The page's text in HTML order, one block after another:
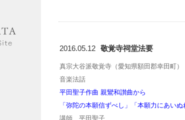
2016.05.12 敬覚寺祠堂法要
真宗大谷派敬覚寺（愛知県額田郡幸田町）
音楽法話
平田聖子作曲 親鸞和讃曲から
「弥陀の本願信ずべし」「本願力にあいぬ
講師 平田聖子